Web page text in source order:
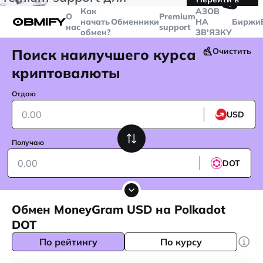
больше
$5000
Telegram
О
нас
Как
начать
обмен?
ОбменникиPremium
support
🤙
AЗОВ
НА
ЗВ'ЯЗКУ
Биржи
Поиск наилучшего курса
криптовалюты
Очистить
Отдаю
USD
Получаю
DOT
Обмен MoneyGram USD на Polkadot
DOT
По рейтингу По курсу